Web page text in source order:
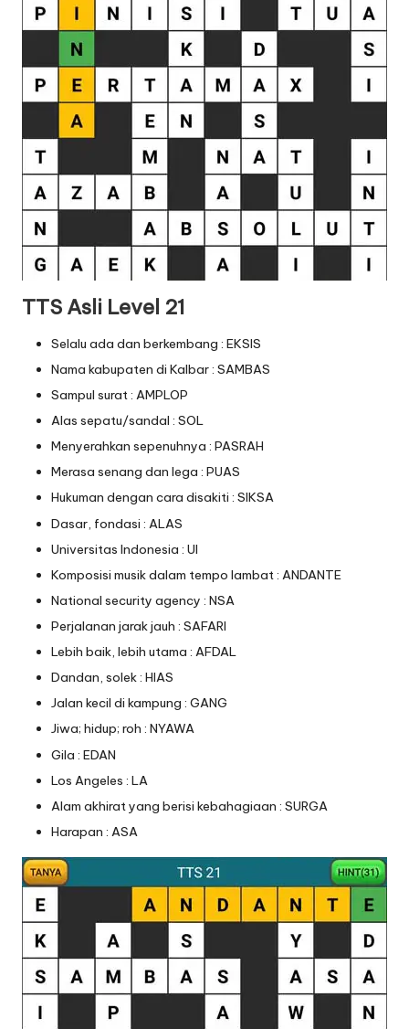
TTS Asli Level 21
Selalu ada dan berkembang : EKSIS
Nama kabupaten di Kalbar : SAMBAS
Sampul surat : AMPLOP
Alas sepatu/sandal : SOL
Menyerahkan sepenuhnya : PASRAH
Merasa senang dan lega : PUAS
Hukuman dengan cara disakiti : SIKSA
Dasar, fondasi : ALAS
Universitas Indonesia : UI
Komposisi musik dalam tempo lambat : ANDANTE
National security agency : NSA
Perjalanan jarak jauh : SAFARI
Lebih baik, lebih utama : AFDAL
Dandan, solek : HIAS
Jalan kecil di kampung : GANG
Jiwa; hidup; roh : NYAWA
Gila : EDAN
Los Angeles : LA
Alam akhirat yang berisi kebahagiaan : SURGA
Harapan : ASA